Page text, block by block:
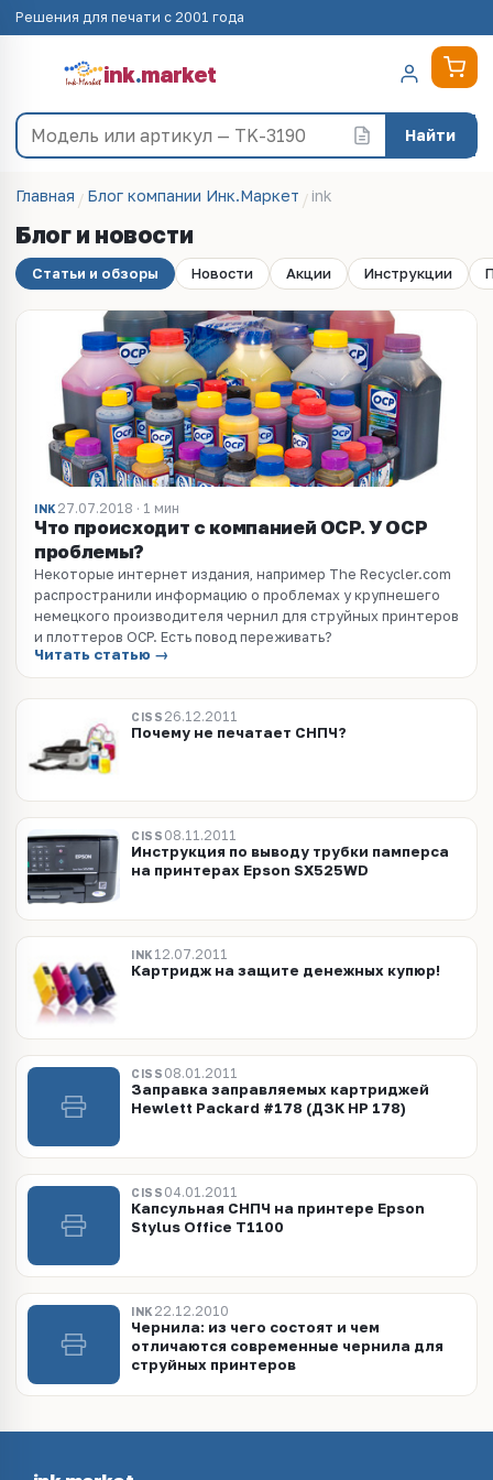
Решения для печати с 2001 года
ink.market
Найти
Главная Блог компании Инк.Маркет ink
Блог и новости
Статьи и обзоры Новости Акции Инструкции
INK 27.07.2018 · 1 мин
Что происходит с компанией OCP. У OCP
проблемы?
Некоторые интернет издания, например The Recycler.com
распространили информацию о проблемах у крупнешего
немецкого производителя чернил для струйных принтеров
и плоттеров OCP. Есть повод переживать?
Читать статью →
CISS 26.12.2011
Почему не печатает СНПЧ?
CISS 08.11.2011
Инструкция по выводу трубки памперса
на принтерах Epson SX525WD
INK 12.07.2011
Картридж на защите денежных купюр!
CISS 08.01.2011
Заправка заправляемых картриджей
Hewlett Packard #178 (ДЗК HP 178)
CISS 04.01.2011
Капсульная СНПЧ на принтере Epson
Stylus Office T1100
INK 22.12.2010
Чернила: из чего состоят и чем
отличаются современные чернила для
струйных принтеров